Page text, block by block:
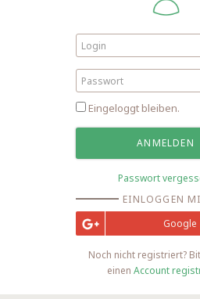
Eingeloggt bleiben.
Passwort
EINLOGGEN
Google
Noch nicht registriert?
einen Account